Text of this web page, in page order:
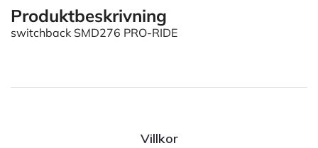
Produktbeskrivning
switchback SMD276 PRO-RIDE
Villkor